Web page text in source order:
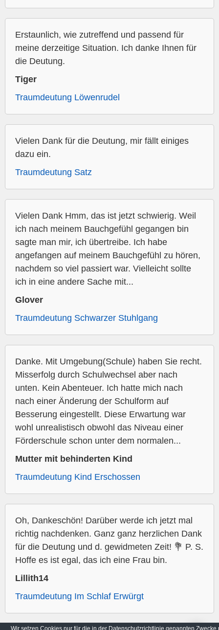
Erstaunlich, wie zutreffend und passend für
meine derzeitige Situation. Ich danke Ihnen für
die Deutung.
Tiger
Traumdeutung Löwenrudel
Vielen Dank für die Deutung, mir fällt einiges
dazu ein.
Traumdeutung Satz
Vielen Dank Hmm, das ist jetzt schwierig. Weil
ich nach meinem Bauchgefühl gegangen bin
sagte man mir, ich übertreibe. Ich habe
angefangen auf meinem Bauchgefühl zu hören,
nachdem so viel passiert war. Vielleicht sollte
ich in eine andere Sache mit...
Glover
Traumdeutung Schwarzer Stuhlgang
Danke. Mit Umgebung(Schule) haben Sie recht.
Misserfolg durch Schulwechsel aber nach
unten. Kein Abenteuer. Ich hatte mich nach
nach einer Änderung der Schulform auf
Besserung eingestellt. Diese Erwartung war
wohl unrealistisch obwohl das Niveau einer
Förderschule schon unter dem normalen...
Mutter mit behinderten Kind
Traumdeutung Kind Erschossen
Oh, Dankeschön! Darüber werde ich jetzt mal
richtig nachdenken. Ganz ganz herzlichen Dank
für die Deutung und d. gewidmeten Zeit! 💐 P. S.
Hoffe es ist egal, das ich eine Frau bin.
Lillith14
Traumdeutung Im Schlaf Erwürgt
Wir setzen Cookies nur für die in der Datenschutzrichtlinie genannten Zwecke